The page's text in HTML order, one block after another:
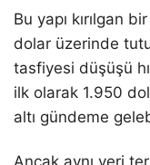
Bu yapı kırılgan
dolar üzerinde
tasfiyesi düşüşü
ilk olarak 1.950
altı gündeme
Ancak aynı veri